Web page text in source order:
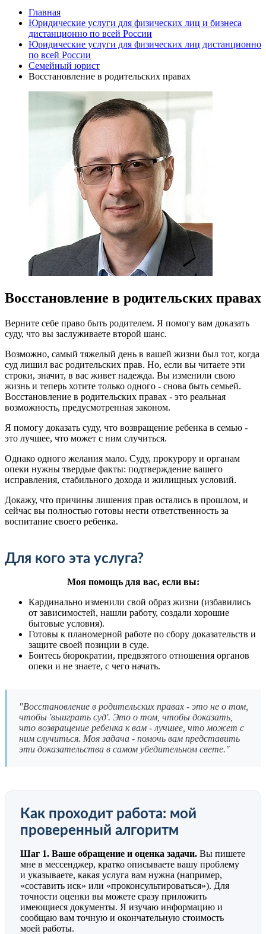
Главная
Юридические услуги для физических лиц и бизнеса
дистанционно по всей России
Юридические услуги для физических лиц дистанционно
по всей России
Семейный юрист
Восстановление в родительских правах
Восстановление в родительских правах
Верните себе право быть родителем. Я помогу вам доказать
суду, что вы заслуживаете второй шанс.
Возможно, самый тяжелый день в вашей жизни был тот, когда
суд лишил вас родительских прав. Но, если вы читаете эти
строки, значит, в вас живет надежда. Вы изменили свою
жизнь и теперь хотите только одного - снова быть семьей.
Восстановление в родительских правах - это реальная
возможность, предусмотренная законом.
Я помогу доказать суду, что возвращение ребенка в семью -
это лучшее, что может с ним случиться.
Однако одного желания мало. Суду, прокурору и органам
опеки нужны твердые факты: подтверждение вашего
исправления, стабильного дохода и жилищных условий.
Докажу, что причины лишения прав остались в прошлом, и
сейчас вы полностью готовы нести ответственность за
воспитание своего ребенка.
Для кого эта услуга?
Моя помощь для вас, если вы:
Кардинально изменили свой образ жизни (избавились
от зависимостей, нашли работу, создали хорошие
бытовые условия).
Готовы к планомерной работе по сбору доказательств и
защите своей позиции в суде.
Боитесь бюрократии, предвзятого отношения органов
опеки и не знаете, с чего начать.
"Восстановление в родительских правах - это не о том,
чтобы 'выиграть суд'. Это о том, чтобы доказать,
что возвращение ребенка к вам - лучшее, что может с
ним случиться. Моя задача - помочь вам представить
эти доказательства в самом убедительном свете."
Как проходит работа: мой
проверенный алгоритм
Шаг 1. Ваше обращение и оценка задачи. Вы пишете
мне в мессенджер, кратко описываете вашу проблему
и указываете, какая услуга вам нужна (например,
«составить иск» или «проконсультироваться»). Для
точности оценки вы можете сразу приложить
имеющиеся документы. Я изучаю информацию и
сообщаю вам точную и окончательную стоимость
моей работы.